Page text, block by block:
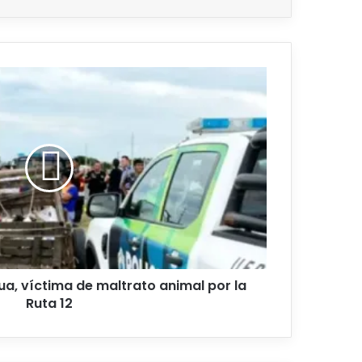
víctima de maltrato animal por la
Ruta 12